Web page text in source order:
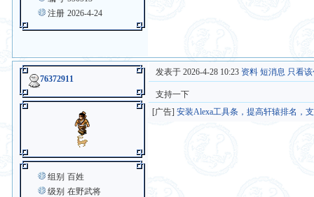
注册 2026-4-24
76372911
组别 百姓
级别 在野武将
发表于 2026-4-28 10:23 资料 短消息 只看
支持一下
[广告]安装Alexa工具条，提高轩辕排名，